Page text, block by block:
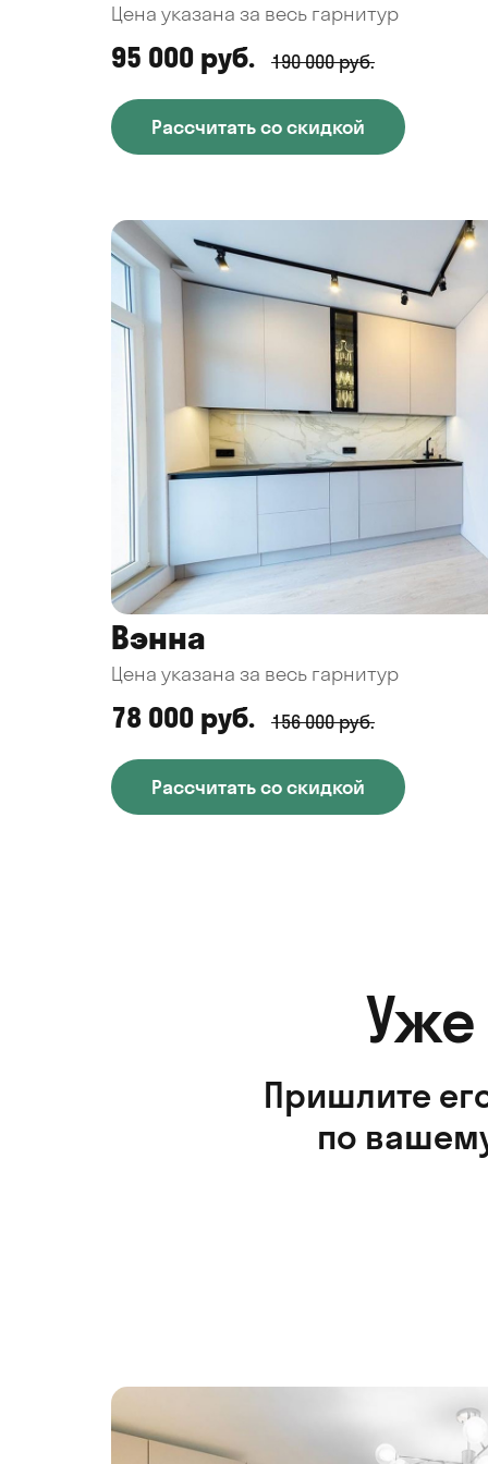
Цена указана за весь гарнитур
95 000 руб. 190 000 руб.
Рассчитать со скидкой
Вэнна
Цена указана за весь гарнитур
78 000 руб. 156 000 руб.
Рассчитать со скидкой
Уже
Пришлите
по